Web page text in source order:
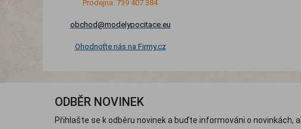
Prodejna: 739 407 384
obchod@modelypocitace.eu
Ohodnoťte nás na Firmy.cz
ODBĚR NOVINEK
Přihlašte se k odběru novinek a buďte informováni o novinkách,